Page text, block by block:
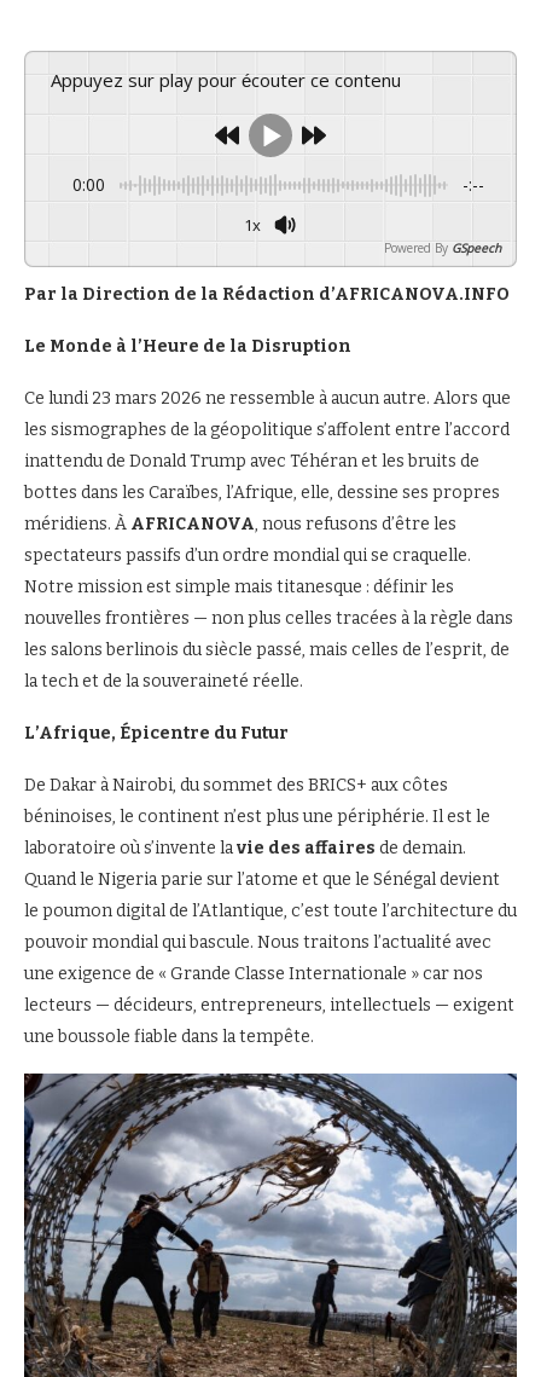
Appuyez sur play pour écouter ce contenu
0:00 -:--
1x
Powered By GSpeech
Par la Direction de la Rédaction d’AFRICANOVA.INFO
Le Monde à l’Heure de la Disruption
Ce lundi 23 mars 2026 ne ressemble à aucun autre. Alors que
les sismographes de la géopolitique s’affolent entre l’accord
inattendu de Donald Trump avec Téhéran et les bruits de
bottes dans les Caraïbes, l’Afrique, elle, dessine ses propres
méridiens. À AFRICANOVA, nous refusons d’être les
spectateurs passifs d’un ordre mondial qui se craquelle.
Notre mission est simple mais titanesque : définir les
nouvelles frontières — non plus celles tracées à la règle dans
les salons berlinois du siècle passé, mais celles de l’esprit, de
la tech et de la souveraineté réelle.
L’Afrique, Épicentre du Futur
De Dakar à Nairobi, du sommet des BRICS+ aux côtes
béninoises, le continent n’est plus une périphérie. Il est le
laboratoire où s’invente lavie des affaires de demain.
Quand le Nigeria parie sur l’atome et que le Sénégal devient
le poumon digital de l’Atlantique, c’est toute l’architecture du
pouvoir mondial qui bascule. Nous traitons l’actualité avec
une exigence de « Grande Classe Internationale » car nos
lecteurs — décideurs, entrepreneurs, intellectuels — exigent
une boussole fiable dans la tempête.